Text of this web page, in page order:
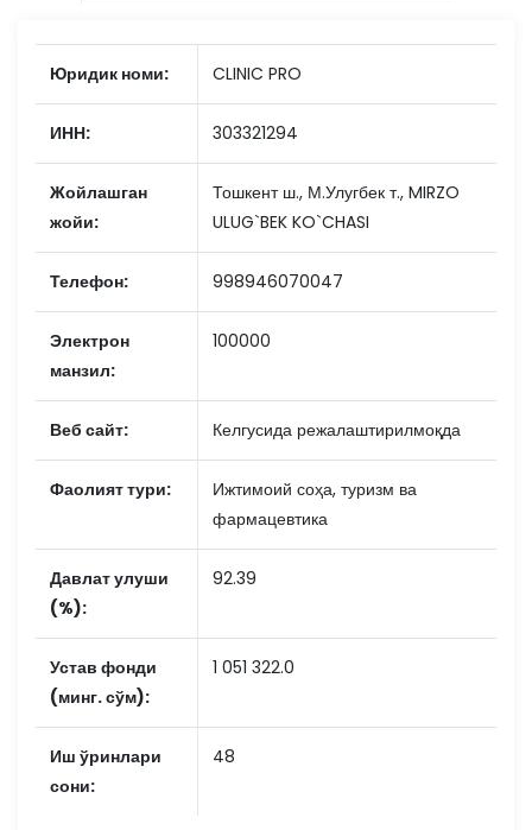
Юридик номи: CLINIC PRO
ИНН: 303321294
Жойлашган
жойи:
Тошкент ш., М.Улугбек т., MIRZO
ULUG`BEK KO`CHASI
Телефон: 998946070047
Электрон
манзил:
100000
Веб сайт: Келгусида режалаштирилмоқда
Фаолият тури:
Ижтимоий соҳа, туризм ва
фармацевтика
Давлат улуши
(%):
92.39
Устав фонди
(минг. сўм):
1 051 322.0
Иш ўринлари
сони:
48